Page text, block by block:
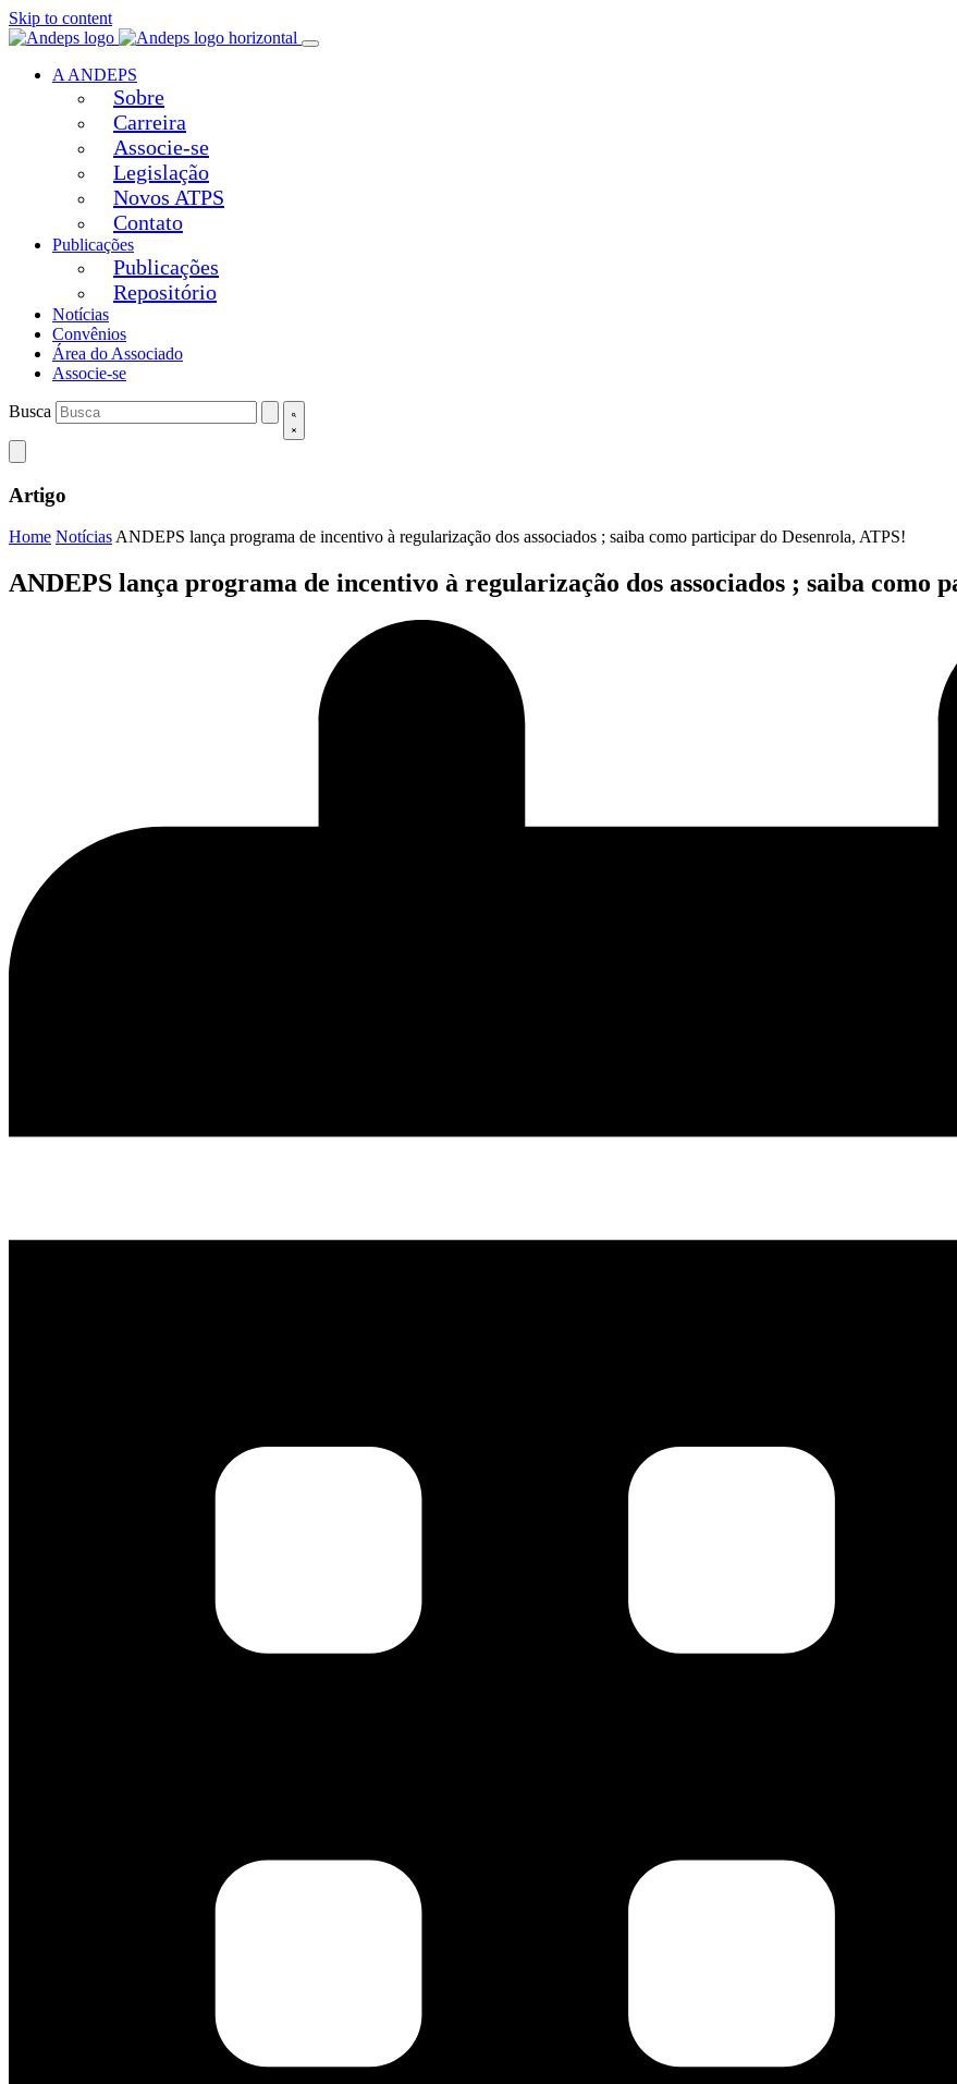
Skip to content
A ANDEPS
Sobre
Carreira
Associe-se
Legislação
Novos ATPS
Contato
Publicações
Publicações
Repositório
Notícias
Convênios
Área do Associado
Associe-se
Busca
Artigo
Home NotíciasANDEPS lança programa de incentivo à regularização dos associados ; saiba como participar do Desenrola, ATPS!
ANDEPS lança programa de incentivo à regularização dos associados ; saiba como